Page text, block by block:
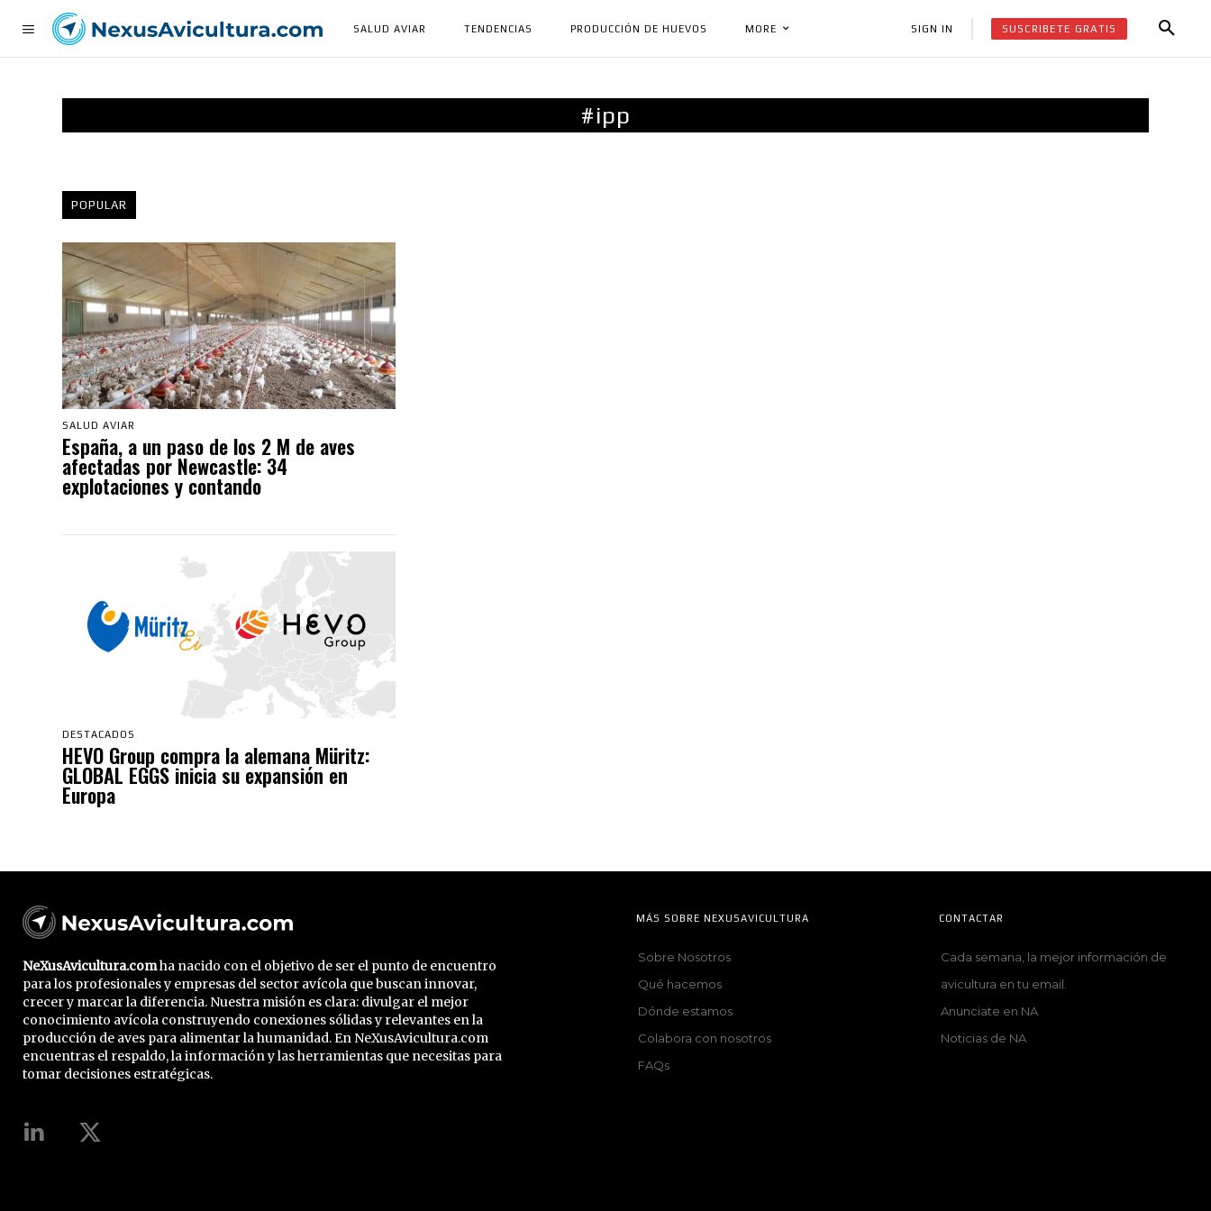
SALUD AVIAR TENDENCIAS PRODUCCIÓN DE HUEVOS MORE SIGN IN SUSCRIBETE GRATIS
#ipp
POPULAR
SALUD AVIAR
España, a un paso de los 2 M de aves
afectadas por Newcastle: 34
explotaciones y contando
DESTACADOS
HEVO Group compra la alemana Müritz:
GLOBAL EGGS inicia su expansión en
Europa
NeXusAvicultura.comha nacido con el objetivo de ser el punto de encuentro
para los profesionales y empresas del sector avícola que buscan innovar,
crecer y marcar la diferencia. Nuestra misión es clara: divulgar el mejor
conocimiento avícola construyendo conexiones sólidas y relevantes en la
producción de aves para alimentar la humanidad. En NeXusAvicultura.com
encuentras el respaldo, la información y las herramientas que necesitas para
tomar decisiones estratégicas.
MÁS SOBRE NEXUSAVICULTURA
Sobre Nosotros
Qué hacemos
Dónde estamos
Colabora con nosotros
FAQs
CONTACTAR
Cada semana, la mejor información de
avicultura en tu email.
Anunciate en NA
Noticias de NA